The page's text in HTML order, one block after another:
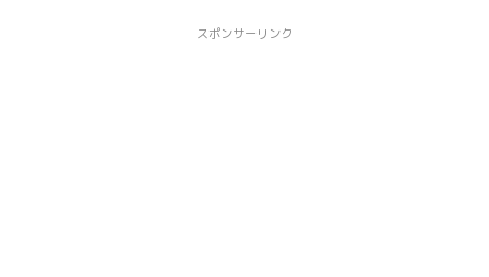
スポンサーリンク